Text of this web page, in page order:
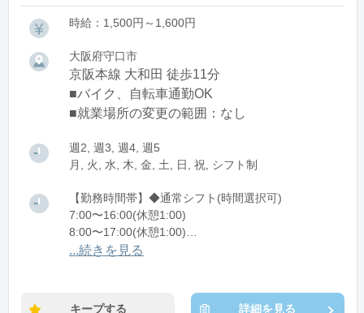
時給：1,500円～1,600円
大阪府守口市
京阪本線 大和田 徒歩11分
■バイク、自転車通勤OK
■就業場所の変更の範囲：なし
週2, 週3, 週4, 週5
月, 火, 水, 木, 金, 土, 日, 祝, シフト制
【勤務時間帯】◆通常シフト(時間選択可)
7:00〜16:00(休憩1:00)
8:00〜17:00(休憩1:00)
12:00〜21:00(休憩1:00)
...続きを見る
キープする 詳細を見る